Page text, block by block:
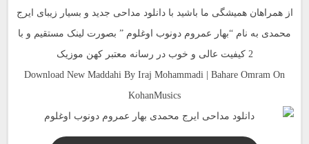
از همراهان همیشگی ما باشید با دانلود مداحی جدید و بسیار زیبای ایرج
محمدی به نام “بهار عمروم دونوب اوغلوم ” بصورت لینک مستقیم و با
2 کیفیت عالی و خوب در رسانه معتبر کهن موزیک
Download New Maddahi By Iraj Mohammadi | Bahare Omram On
KohanMusics